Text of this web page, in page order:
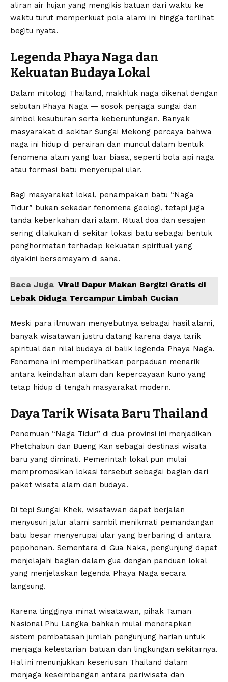
aliran air hujan yang mengikis batuan dari waktu ke
waktu turut memperkuat pola alami ini hingga terlihat
begitu nyata.
Legenda Phaya Naga dan
Kekuatan Budaya Lokal
Dalam mitologi Thailand, makhluk naga dikenal dengan
sebutan Phaya Naga — sosok penjaga sungai dan
simbol kesuburan serta keberuntungan. Banyak
masyarakat di sekitar Sungai Mekong percaya bahwa
naga ini hidup di perairan dan muncul dalam bentuk
fenomena alam yang luar biasa, seperti bola api naga
atau formasi batu menyerupai ular.
Bagi masyarakat lokal, penampakan batu “Naga
Tidur” bukan sekadar fenomena geologi, tetapi juga
tanda keberkahan dari alam. Ritual doa dan sesajen
sering dilakukan di sekitar lokasi batu sebagai bentuk
penghormatan terhadap kekuatan spiritual yang
diyakini bersemayam di sana.
Baca Juga Viral! Dapur Makan Bergizi Gratis di
Lebak Diduga Tercampur Limbah Cucian
Meski para ilmuwan menyebutnya sebagai hasil alami,
banyak wisatawan justru datang karena daya tarik
spiritual dan nilai budaya di balik legenda Phaya Naga.
Fenomena ini memperlihatkan perpaduan menarik
antara keindahan alam dan kepercayaan kuno yang
tetap hidup di tengah masyarakat modern.
Daya Tarik Wisata Baru Thailand
Penemuan “Naga Tidur” di dua provinsi ini menjadikan
Phetchabun dan Bueng Kan sebagai destinasi wisata
baru yang diminati. Pemerintah lokal pun mulai
mempromosikan lokasi tersebut sebagai bagian dari
paket wisata alam dan budaya.
Di tepi Sungai Khek, wisatawan dapat berjalan
menyusuri jalur alami sambil menikmati pemandangan
batu besar menyerupai ular yang berbaring di antara
pepohonan. Sementara di Gua Naka, pengunjung dapat
menjelajahi bagian dalam gua dengan panduan lokal
yang menjelaskan legenda Phaya Naga secara
langsung.
Karena tingginya minat wisatawan, pihak Taman
Nasional Phu Langka bahkan mulai menerapkan
sistem pembatasan jumlah pengunjung harian untuk
menjaga kelestarian batuan dan lingkungan sekitarnya.
Hal ini menunjukkan keseriusan Thailand dalam
menjaga keseimbangan antara pariwisata dan